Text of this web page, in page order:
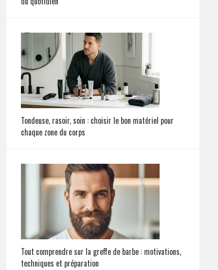
Tondeuse, rasoir, soin : choisir le bon matériel pour
chaque zone du corps
Tout comprendre sur la greffe de barbe : motivations,
techniques et préparation